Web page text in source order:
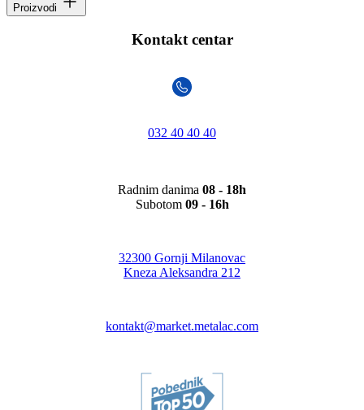
Proizvodi
Kontakt centar
032 40 40 40
Radnim danima 08 - 18h
Subotom 09 - 16h
32300 Gornji Milanovac
Kneza Aleksandra 212
kontakt@market.metalac.com